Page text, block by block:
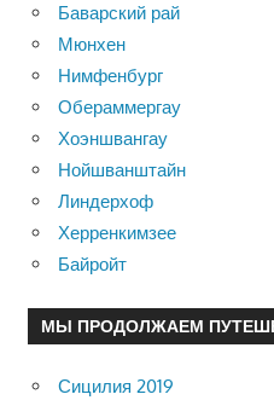
Баварский рай
Мюнхен
Нимфенбург
Обераммергау
Хоэншвангау
Нойшванштайн
Линдерхоф
Херренкимзее
Байройт
МЫ ПРОДОЛЖАЕМ
Сицилия 2019